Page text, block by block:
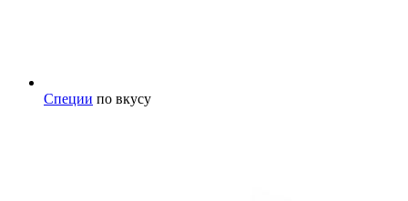
Специи по вкусу